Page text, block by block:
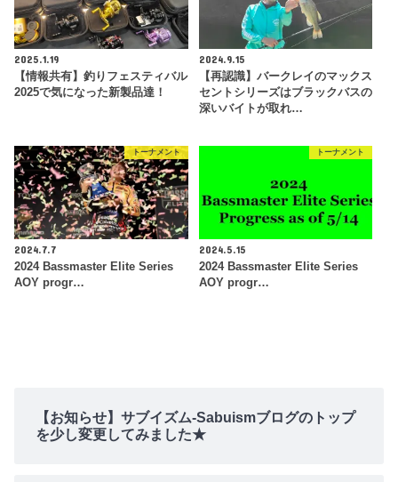
2025.1.19
【情報共有】釣りフェスティバル
2025で気になった新製品達！
2024.9.15
【再認識】バークレイのマックス
セントシリーズはブラックバスの
深いバイトが取れ…
トーナメント
2024.7.7
2024 Bassmaster Elite Series
AOY progr…
トーナメント
2024.5.15
2024 Bassmaster Elite Series
AOY progr…
【お知らせ】サブイズム-Sabuismブログのトップ
を少し変更してみました★